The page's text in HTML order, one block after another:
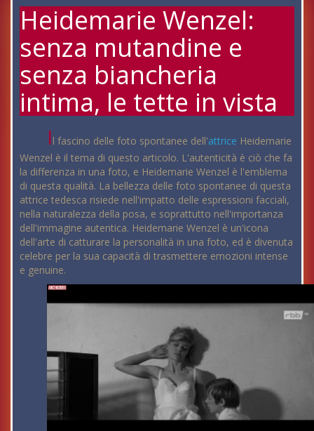
Heidemarie Wenzel:
senza mutandine e
senza biancheria
intima, le tette in vista
Il fascino delle foto spontanee dell'attrice Heidemarie
Wenzel è il tema di questo articolo. L'autenticità è ciò che fa
la differenza in una foto, e Heidemarie Wenzel è l'emblema
di questa qualità. La bellezza delle foto spontanee di questa
attrice tedesca risiede nell'impatto delle espressioni facciali,
nella naturalezza della posa, e soprattutto nell'importanza
dell'immagine autentica. Heidemarie Wenzel è un'icona
dell'arte di catturare la personalità in una foto, ed è divenuta
celebre per la sua capacità di trasmettere emozioni intense
e genuine.